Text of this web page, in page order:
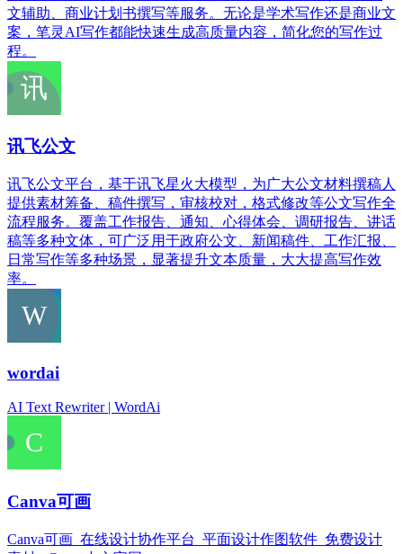
文辅助、商业计划书撰写等服务。无论是学术写作还是商业文
案，笔灵AI写作都能快速生成高质量内容，简化您的写作过
程。
讯飞公文
讯飞公文平台，基于讯飞星火大模型，为广大公文材料撰稿人
提供素材筹备、稿件撰写，审核校对，格式修改等公文写作全
流程服务。覆盖工作报告、通知、心得体会、调研报告、讲话
稿等多种文体，可广泛用于政府公文、新闻稿件、工作汇报、
日常写作等多种场景，显著提升文本质量，大大提高写作效
率。
wordai
AI Text Rewriter | WordAi
Canva可画
Canva可画_在线设计协作平台_平面设计作图软件_免费设计